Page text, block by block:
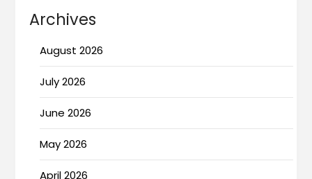
Archives
August 2026
July 2026
June 2026
May 2026
April 2026